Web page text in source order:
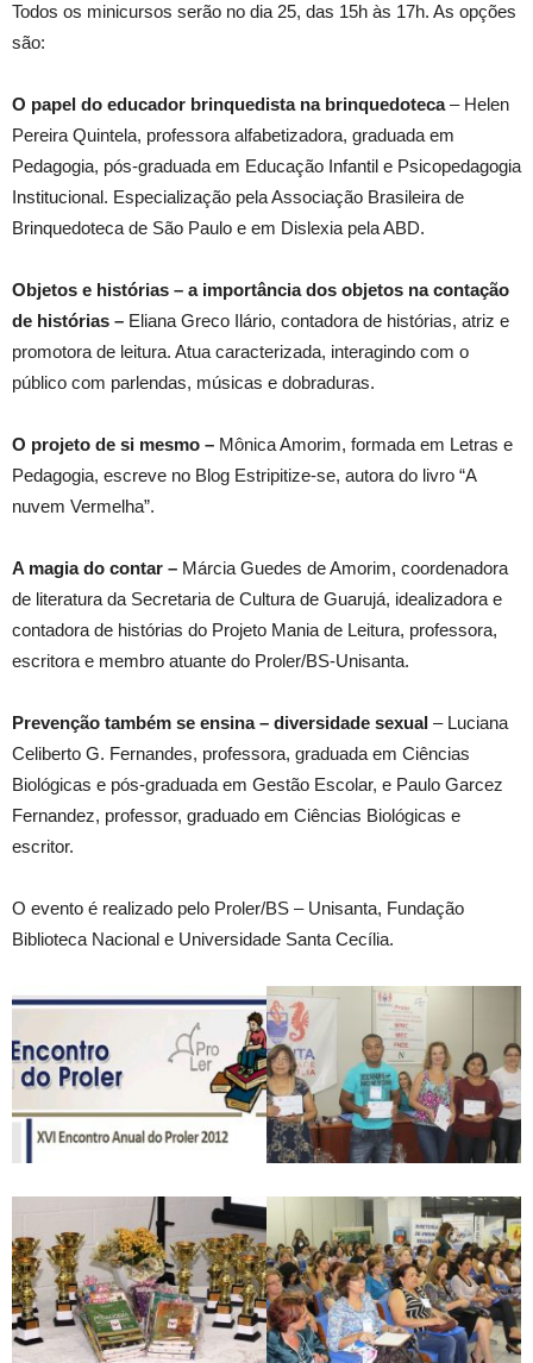
Todos os minicursos serão no dia 25, das 15h às 17h. As opções
são:
O papel do educador brinquedista na brinquedoteca– Helen
Pereira Quintela, professora alfabetizadora, graduada em
Pedagogia, pós-graduada em Educação Infantil e Psicopedagogia
Institucional. Especialização pela Associação Brasileira de
Brinquedoteca de São Paulo e em Dislexia pela ABD.
Objetos e histórias – a importância dos objetos na contação
de histórias – Eliana Greco Ilário, contadora de histórias, atriz e
promotora de leitura. Atua caracterizada, interagindo com o
público com parlendas, músicas e dobraduras.
O projeto de si mesmo – Mônica Amorim, formada em Letras e
Pedagogia, escreve no Blog Estripitize-se, autora do livro “A
nuvem Vermelha”.
A magia do contar – Márcia Guedes de Amorim, coordenadora
de literatura da Secretaria de Cultura de Guarujá, idealizadora e
contadora de histórias do Projeto Mania de Leitura, professora,
escritora e membro atuante do Proler/BS-Unisanta.
Prevenção também se ensina – diversidade sexual – Luciana
Celiberto G. Fernandes, professora, graduada em Ciências
Biológicas e pós-graduada em Gestão Escolar, e Paulo Garcez
Fernandez, professor, graduado em Ciências Biológicas e
escritor.
O evento é realizado pelo Proler/BS – Unisanta, Fundação
Biblioteca Nacional e Universidade Santa Cecília.